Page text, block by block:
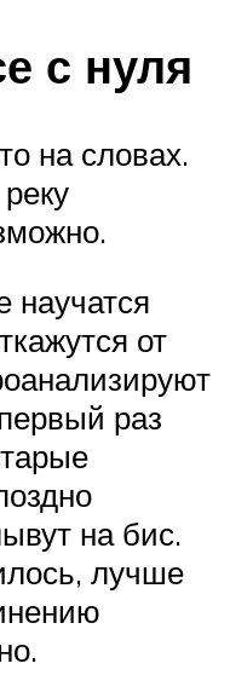
с нуля
на словах.
научатся
от
раз
на бис.
лучше